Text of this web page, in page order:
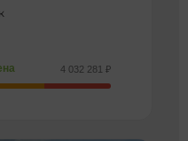
4 032 281 ₽